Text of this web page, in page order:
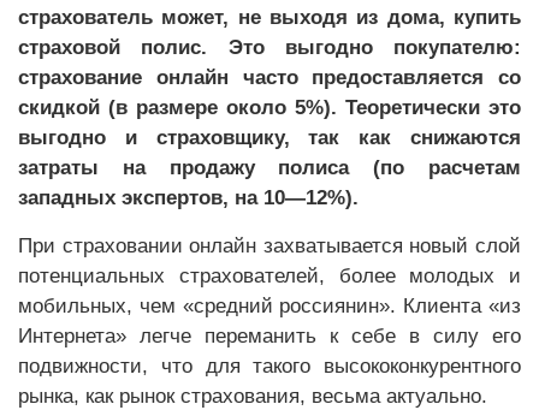
страхователь может, не выходя из дома, купить
страховой полис. Это выгодно покупателю:
страхование онлайн часто предоставляется со
скидкой (в размере около 5%). Теоретически это
выгодно и страховщику, так как снижаются
затраты на продажу полиса (по расчетам
западных экспертов, на 10—12%).
При страховании онлайн захватывается новый слой
потенциальных страхователей, более молодых и
мобильных, чем «средний россиянин». Клиента «из
Интернета» легче переманить к себе в силу его
подвижности, что для такого высококонкурентного
рынка, как рынок страхования, весьма актуально.